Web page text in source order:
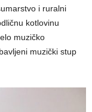
i ruralni
kotlovinu
muzičko
muzički stup